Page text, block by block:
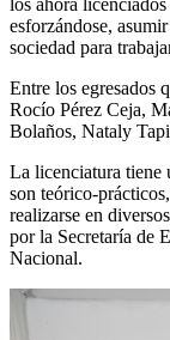
esforzándose,
sociedad para
Entre los egresados
Rocío Pérez Ceja,
Bolaños, Nataly
La licenciatura tiene
son teórico-
realizarse en
por la Secretaría de
Nacional.